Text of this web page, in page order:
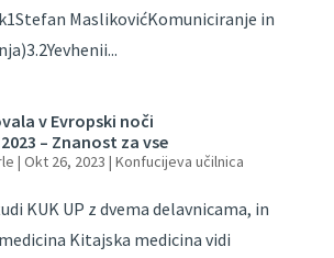
MaslikovićKomuniciranje in
v Evropski noči
– Znanost za vse
| Okt 26, 2023 | Konfucijeva učilnica
KUK UP z dvema delavnicama, in
Kitajska medicina vidi